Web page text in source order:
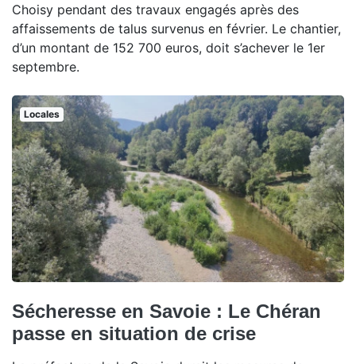
Choisy pendant des travaux engagés après des
affaissements de talus survenus en février. Le chantier,
d’un montant de 152 700 euros, doit s’achever le 1er
septembre.
Locales
Sécheresse en Savoie : Le Chéran
passe en situation de crise